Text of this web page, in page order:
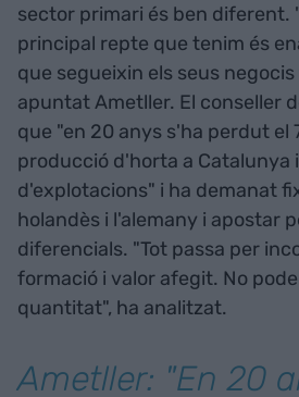
sector primari és ben diferent.
principal repte que tenim és
que segueixin els seus
apuntat Ametller. El conseller
que "en 20 anys s'ha perdut el
producció d'horta a Catalunya
d'explotacions" i ha demanat
holandès i l'alemany i apostar
diferencials. "Tot passa per
formació i valor afegit. No
quantitat", ha analitzat.
Ametller: "En 20